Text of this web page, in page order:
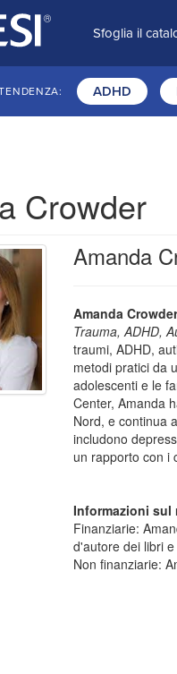
Sfoglia il
ADHD
Crowder
Amanda
Amanda
Trauma, ADHD,
traumi, ADHD,
metodi pratici da
adolescenti e le
Center, Amanda
Nord, e continua
includono
un rapporto con i
Informazioni sul
Finanziarie:
d'autore dei libri
Non finanziarie: